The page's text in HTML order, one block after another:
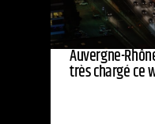
Auvergne-
très chargé ce